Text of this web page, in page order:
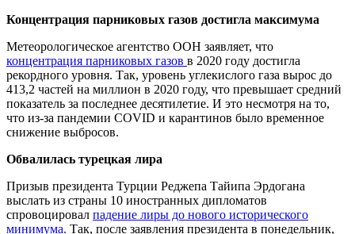
Концентрация парниковых газов достигла максимума
Метеорологическое агентство ООН заявляет, что
концентрация парниковых газов в 2020 году достигла
рекордного уровня. Так, уровень углекислого газа вырос до
413,2 частей на миллион в 2020 году, что превышает средний
показатель за последнее десятилетие. И это несмотря на то,
что из-за пандемии COVID и карантинов было временное
снижение выбросов.
Обвалилась турецкая лира
Призыв президента Турции Реджепа Тайипа Эрдогана
выслать из страны 10 иностранных дипломатов
спровоцировал падение лиры до нового исторического
минимума. Так, после заявления президента в понедельник,